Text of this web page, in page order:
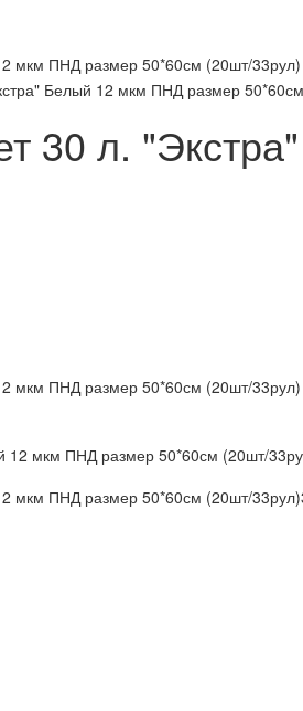
мкм ПНД размер 50*60см (20шт/33рул)
30 л.
мкм ПНД размер 50*60см (20шт/33рул)
12 мкм ПНД размер 50*60см (20шт/
мкм ПНД размер 50*60см (20шт/33рул)